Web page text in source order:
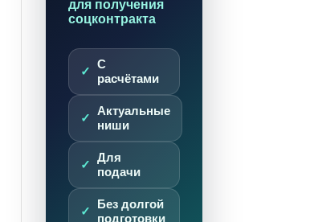
для получения
соцконтракта
С
расчётами
Актуальные
ниши
Для
подачи
Без долгой
подготовки